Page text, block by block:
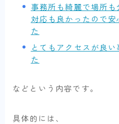
事務所も綺麗で場所も
対応も良かったので
た
とてもアクセスが良
た
などという内容です。
具体的には、